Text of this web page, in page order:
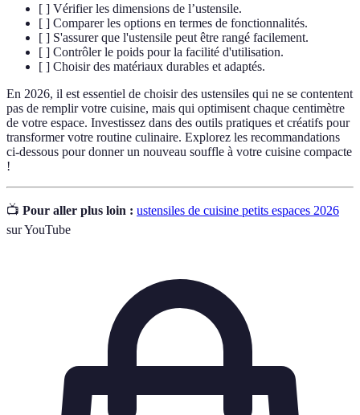
[ ] Vérifier les dimensions de l’ustensile.
[ ] Comparer les options en termes de fonctionnalités.
[ ] S'assurer que l'ustensile peut être rangé facilement.
[ ] Contrôler le poids pour la facilité d'utilisation.
[ ] Choisir des matériaux durables et adaptés.
En 2026, il est essentiel de choisir des ustensiles qui ne se contentent
pas de remplir votre cuisine, mais qui optimisent chaque centimètre
de votre espace. Investissez dans des outils pratiques et créatifs pour
transformer votre routine culinaire. Explorez les recommandations
ci-dessous pour donner un nouveau souffle à votre cuisine compacte
!
📺 Pour aller plus loin : ustensiles de cuisine petits espaces 2026
sur YouTube